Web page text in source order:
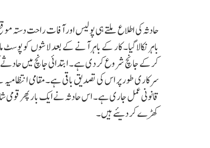
حادثہ کی اطلاع ملتے ہی پولیس اور آفات راحت دستہ
باہر نکالا گیا۔ کار کے باہر آنے کے بعد لاشوں کو
کرکے جانچ شروع کر دی ہے۔ ابتدائی جانچ میں حادثے کی
سرکاری طور پر اس کی تصدیق باقی ہے۔مقامی
قانونی عمل جاری ہے۔ اس حادثہ نے ایک بار پھر قومی
کھڑے کر دیئے ہیں۔